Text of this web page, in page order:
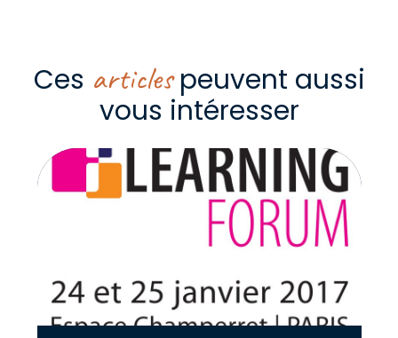
Ces articlespeuvent aussi
vous intéresser